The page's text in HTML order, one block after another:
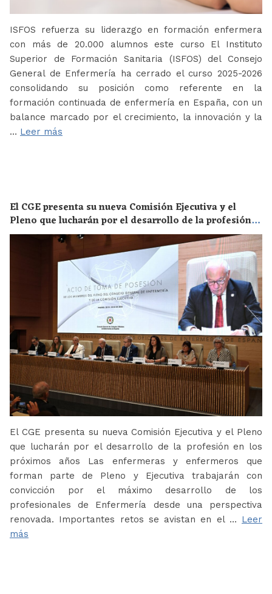
ISFOS refuerza su liderazgo en formación enfermera
con más de 20.000 alumnos este curso El Instituto
Superior de Formación Sanitaria (ISFOS) del Consejo
General de Enfermería ha cerrado el curso 2025-2026
consolidando su posición como referente en la
formación continuada de enfermería en España, con un
balance marcado por el crecimiento, la innovación y la
… Leer más
El CGE presenta su nueva Comisión Ejecutiva y el
Pleno que lucharán por el desarrollo de la profesión
en los próximos años
El CGE presenta su nueva Comisión Ejecutiva y el Pleno
que lucharán por el desarrollo de la profesión en los
próximos años Las enfermeras y enfermeros que
forman parte de Pleno y Ejecutiva trabajarán con
convicción por el máximo desarrollo de los
profesionales de Enfermería desde una perspectiva
renovada. Importantes retos se avistan en el … Leer
más